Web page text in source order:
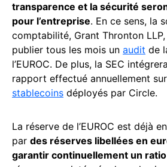
transparence et la sécurité
pour l’entreprise. En ce sens, la
comptabilité, Grant Thronton
publier tous les mois un audit de
l’EUROC. De plus, la SEC
rapport effectué annuellement
stablecoins déployés par Circle.
La réserve de l’EUROC est déjà
par des réserves libellées en
garantir continuellement un ratio